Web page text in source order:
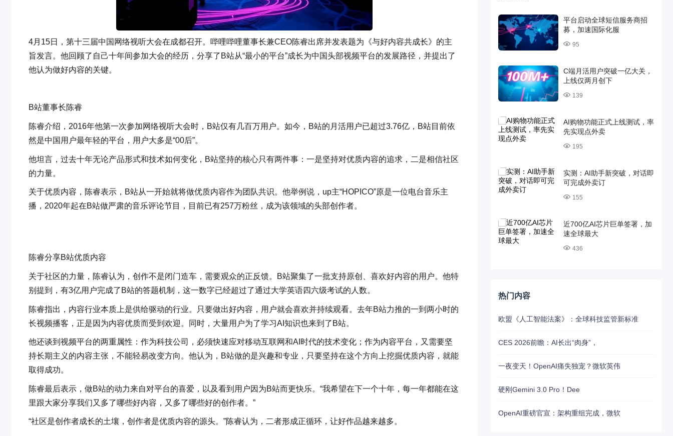
4月15日，第十三届中国网络视听大会在成都召开。哔哩哔哩董事长兼CEO陈睿出席并发表题为《与好内容共成长》的主
旨发言。他回顾了自己十年间参加大会的经历，分享了B站从“最小的平台”成长为中国头部视频平台的发展路径，并提出了
他认为做好内容的关键。
B站董事长陈睿
陈睿介绍，2016年他第一次参加网络视听大会时，B站仅有几百万用户。如今，B站的月活用户已超过3.76亿，B站目前依
然是中国用户最年轻的平台，用户大多是“00后”。
他坦言，过去十年无论产品形式和技术如何变化，B站坚持的核心只有两件事：一是坚持对优质内容的追求，二是相信社区
的力量。
关于优质内容，陈睿表示，B站从一开始就将做优质内容作为团队共识。他举例说，up主“HOPICO”原是一位电台音乐主
播，2020年起在B站做严肃的音乐评论节目，目前已有257万粉丝，成为该领域的头部创作者。
陈睿分享B站优质内容
关于社区的力量，陈睿认为，创作不是闭门造车，需要观众的正反馈。B站聚集了一批支持原创、喜欢好内容的用户。他特
别提到，有3亿用户完成了B站的答题机制，这一数字已经超过了通过大学英语四六级考试的人数。
陈睿指出，内容行业本质上是供给驱动的行业。只要做出好内容，用户就会喜欢并持续观看。去年B站力推的一到两小时的
长视频播客，正是因为内容优质而受到欢迎。同时，大量用户为了学习AI知识也来到了B站。
他还谈到视频平台的两重属性：作为科技公司，必须快速应对移动互联网和AI时代的技术变化；作为内容平台，又需要坚
持长期主义的内容主张，不能轻易改变方向。他认为，B站做的是兴趣和专业，只要坚持在这个方向上挖掘优质内容，就能
取得成功。
陈睿最后表示，做B站的动力来自对平台的喜爱，以及看到用户因为B站而更快乐。“我希望在下一个十年，每一年都能在这
里跟大家分享我们又多了哪些好内容，又多了哪些好的创作者。”
“社区是创作者成长的土壤，创作者是优质内容的源头。”陈睿认为，二者形成正循环，让好作品越来越多。
平台启动全球短信服务商招
募，加速国际化服
95
C端月活用户突破一亿大关，
上线仅两月创下
139
AI购物功能正式上线测试，率
先实现点外卖
195
实测：AI助手新突破，对话即
可完成外卖订
155
近700亿AI芯片巨单签署，加
速全球最大
436
热门内容
欧盟《人工智能法案》：全球科技监管新标准
CES 2026前瞻：AI长出“肉身”，
一夜变天！OpenAI痛失独宠？微软英伟
硬刚Gemini 3.0 Pro！Dee
OpenAI重磅官宣：架构重组完成，微软